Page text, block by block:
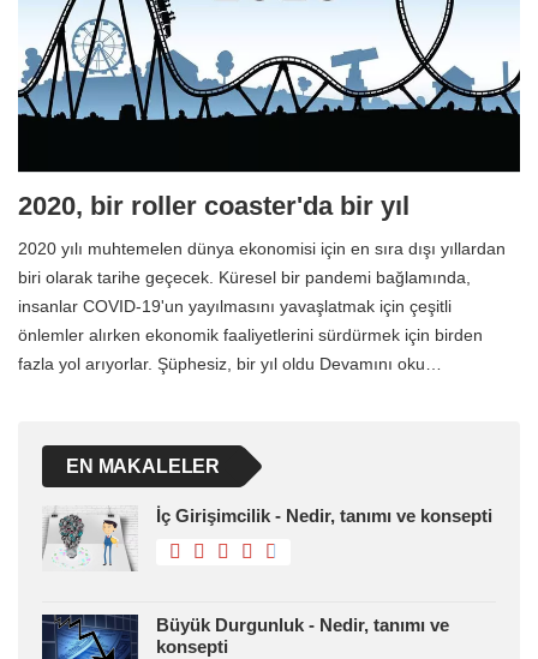
2020, bir roller coaster'da bir yıl
2020 yılı muhtemelen dünya ekonomisi için en sıra dışı yıllardan
biri olarak tarihe geçecek. Küresel bir pandemi bağlamında,
insanlar COVID-19'un yayılmasını yavaşlatmak için çeşitli
önlemler alırken ekonomik faaliyetlerini sürdürmek için birden
fazla yol arıyorlar. Şüphesiz, bir yıl oldu Devamını oku…
EN MAKALELER
İç Girişimcilik - Nedir, tanımı ve konsepti
Büyük Durgunluk - Nedir, tanımı ve
konsepti